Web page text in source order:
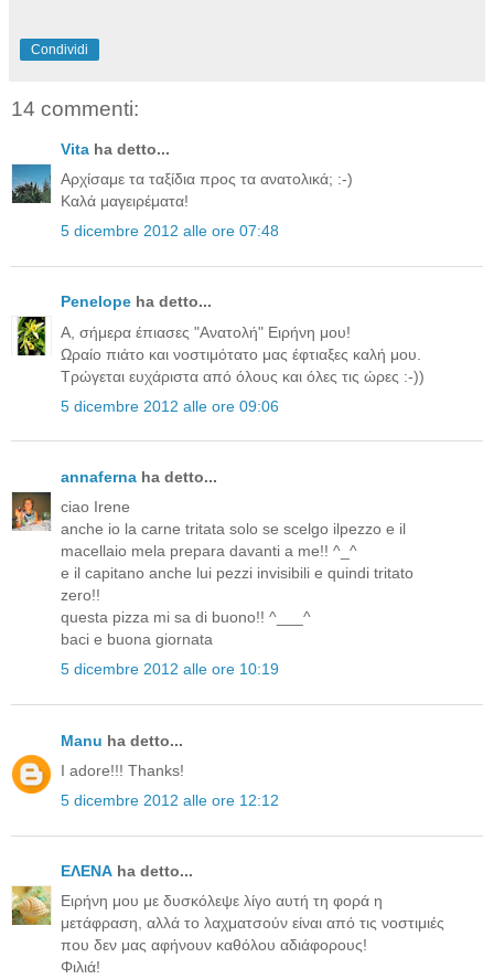
Condividi
14 commenti:
Vita ha detto...
Αρχίσαμε τα ταξίδια προς τα ανατολικά; :-)
Καλά μαγειρέματα!
5 dicembre 2012 alle ore 07:48
Penelope ha detto...
Α, σήμερα έπιασες "Ανατολή" Ειρήνη μου!
Ωραίο πιάτο και νοστιμότατο μας έφτιαξες καλή μου.
Τρώγεται ευχάριστα από όλους και όλες τις ώρες :-))
5 dicembre 2012 alle ore 09:06
annaferna ha detto...
ciao Irene
anche io la carne tritata solo se scelgo ilpezzo e il
macellaio mela prepara davanti a me!! ^_^
e il capitano anche lui pezzi invisibili e quindi tritato
zero!!
questa pizza mi sa di buono!! ^___^
baci e buona giornata
5 dicembre 2012 alle ore 10:19
Manu ha detto...
I adore!!! Thanks!
5 dicembre 2012 alle ore 12:12
ΕΛΕΝΑ ha detto...
Ειρήνη μου με δυσκόλεψε λίγο αυτή τη φορά η
μετάφραση, αλλά το λαχματσούν είναι από τις νοστιμιές
που δεν μας αφήνουν καθόλου αδιάφορους!
Φιλιά!